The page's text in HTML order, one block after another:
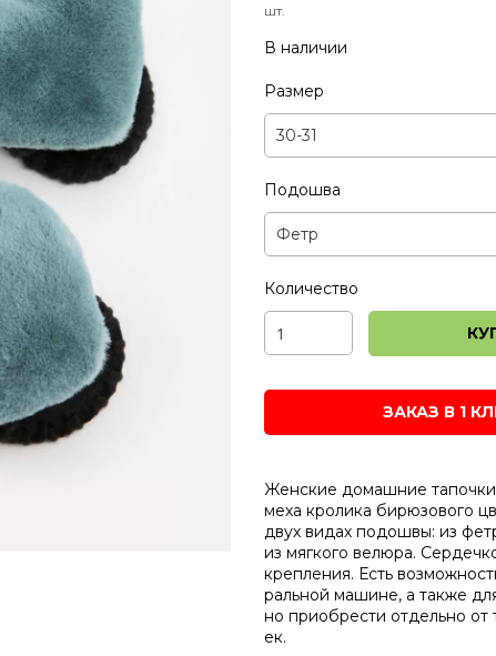
шт.
В наличии
Размер
Подошва
Количество
ЗАКАЗ В 1
Женские домашние тапочки
меха кролика бирюзового
двух видах подошвы: из
из мягкого велюра.
крепления. Есть
ральной машине, а также
но приобрести отдельно от
ек.